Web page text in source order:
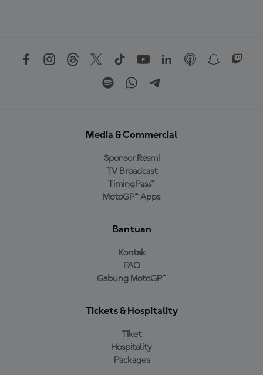
Media & Commercial
Sponsor Resmi
TV Broadcast
TimingPass™
MotoGP™ Apps
Bantuan
Kontak
FAQ
Gabung MotoGP™
Tickets & Hospitality
Tiket
Hospitality
Packages